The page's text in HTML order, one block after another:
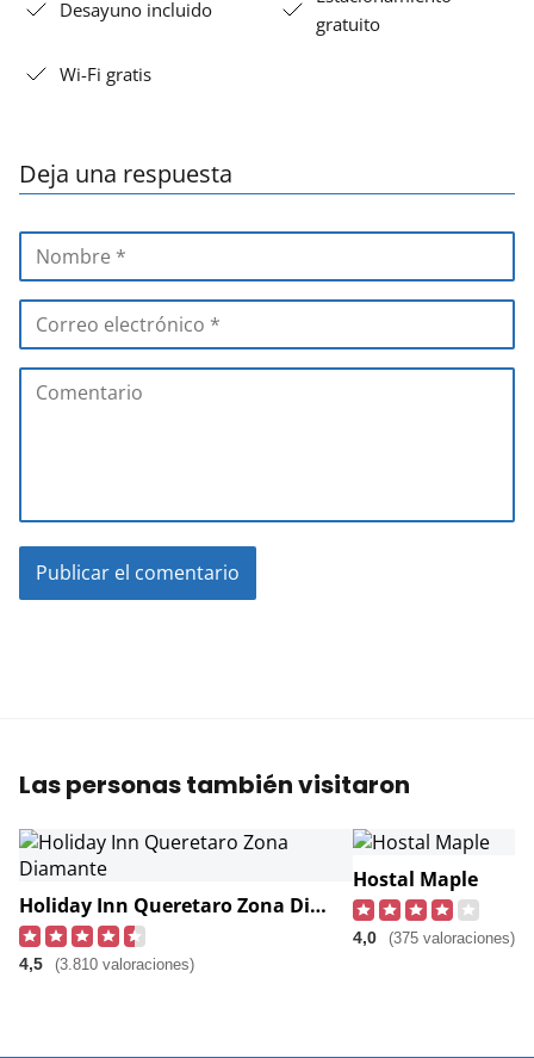
Desayuno incluido
gratuito
Wi-Fi gratis
Deja una respuesta
Las personas también visitaron
Holiday Inn Queretaro Zona Diamante
4,5 (3.810 valoraciones)
Hostal Maple
4,0 (375 valoraciones)